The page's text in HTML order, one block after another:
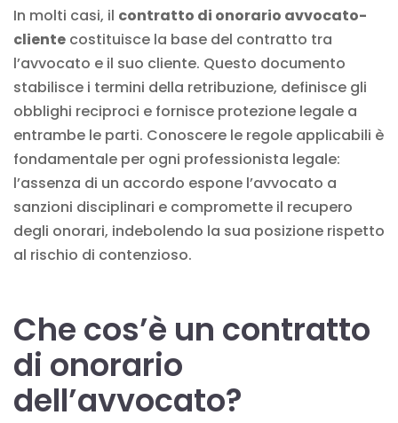
In molti casi, il contratto di onorario avvocato-
cliente costituisce la base del contratto tra
l’avvocato e il suo cliente. Questo documento
stabilisce i termini della retribuzione, definisce gli
obblighi reciproci e fornisce protezione legale a
entrambe le parti. Conoscere le regole applicabili è
fondamentale per ogni professionista legale:
l’assenza di un accordo espone l’avvocato a
sanzioni disciplinari e compromette il recupero
degli onorari, indebolendo la sua posizione rispetto
al rischio di contenzioso.
Che cos’è un contratto
di onorario
dell’avvocato?